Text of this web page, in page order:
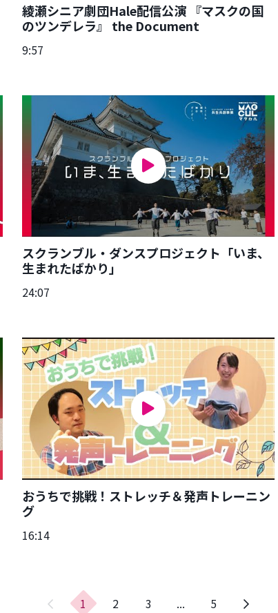
綾瀬シニア劇団Hale配信公演 『マスクの国
のツンデレラ』 the Document
9:57
スクランブル・ダンスプロジェクト「いま、
生まれたばかり」
24:07
おうちで挑戦！ストレッチ＆発声トレーニン
グ
16:14
前
1 2 3 ... 5